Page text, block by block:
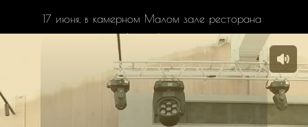
17 июня, в камерном Малом зале ресторана
«Боярский» (1 этаж), мы приглашаем вас
примерить роль архитектора будущего. Это не
обучение. Это трансформация вашего
мышления и живой консалтинг вашего реального
проекта через оптику двух уникальных